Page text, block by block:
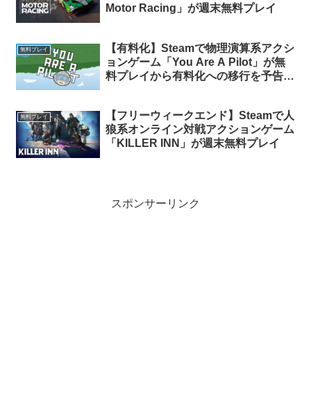
Motor Racing」が週末無料プレイ
無料プレイ
【有料化】Steamで物理演算系アクシ
ョンゲーム「You Are A Pilot」が無
料プレイから有料化への移行を予告。
無料プレイ
【フリーウィークエンド】Steamで人
狼系オンライン対戦アクションゲーム
「KILLER INN」が週末無料プレイ
スポンサーリンク